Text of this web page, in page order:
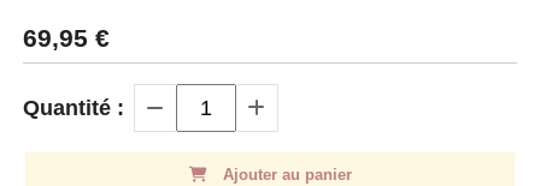
69,95 €
Quantité :
Ajouter au panier